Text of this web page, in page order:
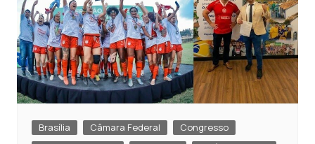
Brasília Câmara Federal
Congresso